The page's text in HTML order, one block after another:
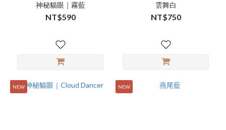
神秘貓眼｜霧藍
NT$590
雲舞白
NT$750
NEW NEW